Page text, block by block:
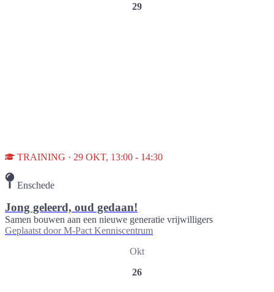
29
TRAINING · 29 OKT, 13:00 - 14:30
Enschede
Jong geleerd, oud gedaan!
Samen bouwen aan een nieuwe generatie vrijwilligers
Geplaatst door M-Pact Kenniscentrum
Okt
26